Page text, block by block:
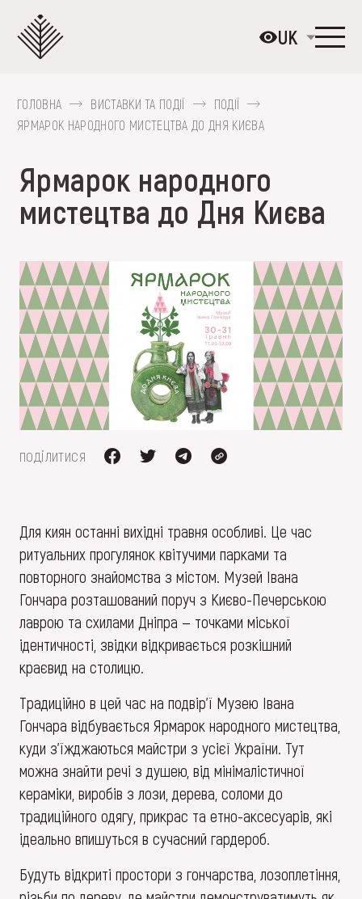
основного
вмісту
UK
ПРО МУЗЕЙ
ВИСТАВКИ ТА ПОДІЇ
МЕДІА
НАВЧИТИСЯ
ПОСЛУГИ
FAQ
ОНЛАЙН-КРАМНИЦЯ
ПІДТРИМАТИ
ГОЛОВНА ВИСТАВКИ ТА ПОДІЇ
ПОДІЇ
ЯРМАРОК НАРОДНОГО МИСТЕЦТВА ДО ДНЯ КИЄВА
Ярмарок народного
мистецтва до Дня Києва
поділитися
Для киян останні вихідні травня особливі. Це час
ритуальних прогулянок квітучими парками та
повторного знайомства з містом. Музей Івана
Гончара розташований поруч з Києво-Печерською
лаврою та схилами Дніпра — точками міської
ідентичності, звідки відкривається розкішний
краєвид на столицю.
Традиційно в цей час на подвір’ї Музею Івана
Гончара відбувається Ярмарок народного мистецтва,
куди з’їжджаються майстри з усієї України. Тут
можна знайти речі з душею, від мінімалістичної
кераміки, виробів з лози, дерева, соломи до
традиційного одягу, прикрас та етно-аксесуарів, які
ідеально впишуться в сучасний гардероб.
Будуть відкриті простори з гончарства, лозоплетіння,